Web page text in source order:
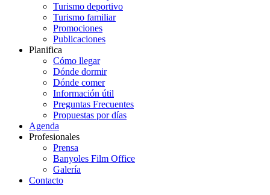
Turismo deportivo
Turismo familiar
Promociones
Publicaciones
Planifica
Cómo llegar
Dónde dormir
Dónde comer
Información útil
Preguntas Frecuentes
Propuestas por días
Agenda
Profesionales
Prensa
Banyoles Film Office
Galería
Contacto